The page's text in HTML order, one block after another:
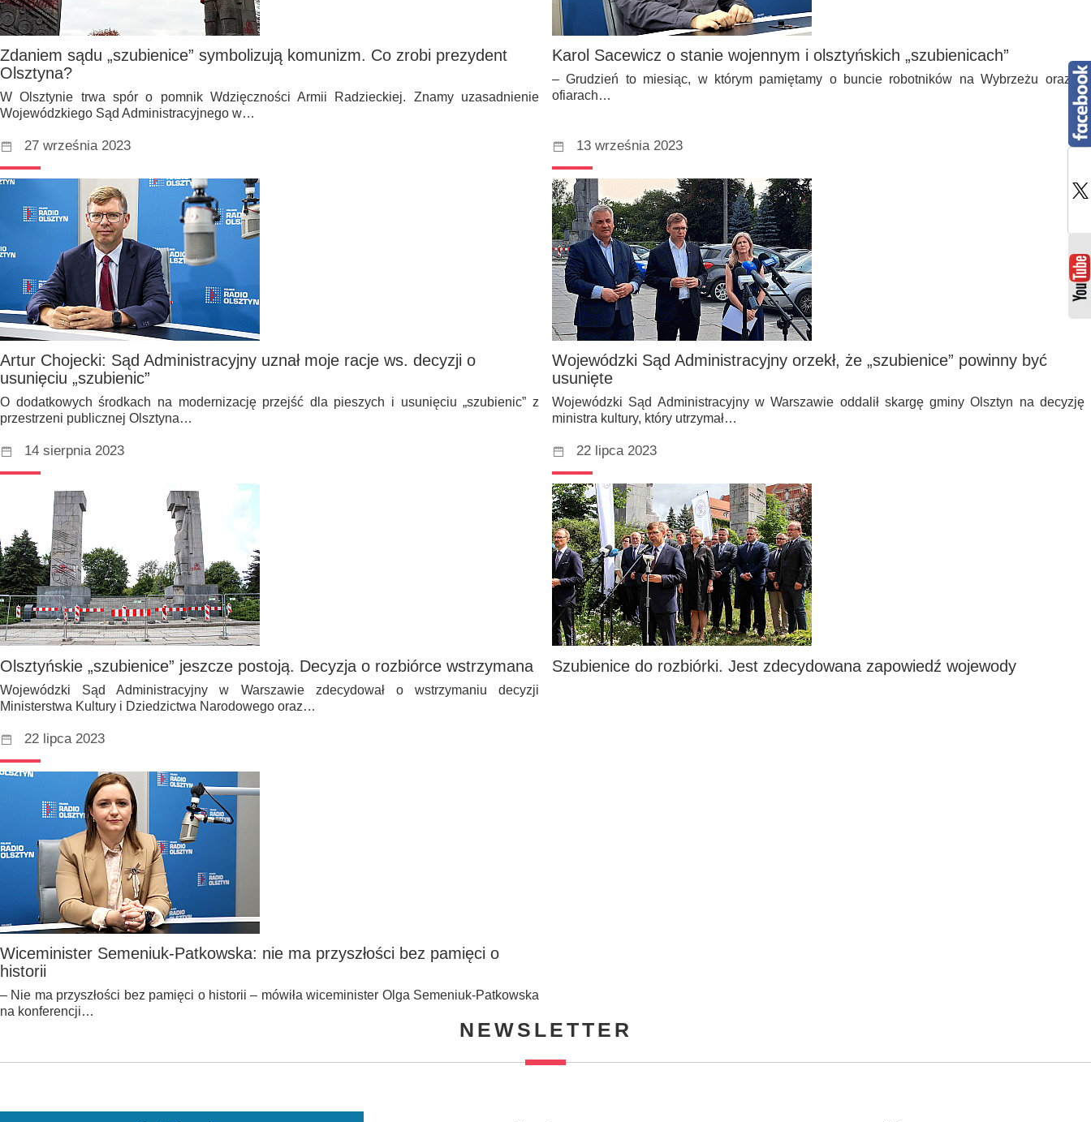
Zdaniem sądu „szubienice” symbolizują komunizm. Co zrobi prezydent
Olsztyna?
W Olsztynie trwa spór o pomnik Wdzięczności Armii Radzieckiej. Znamy uzasadnienie
Wojewódzkiego Sąd Administracyjnego w…
Karol Sacewicz o stanie wojennym i olsztyńskich „szubienicach”
– Grudzień to miesiąc, w którym pamiętamy o buncie robotników na Wybrzeżu oraz o
ofiarach…
27 września 2023
Artur Chojecki: Sąd Administracyjny uznał moje racje ws. decyzji o
usunięciu „szubienic”
O dodatkowych środkach na modernizację przejść dla pieszych i usunięciu „szubienic” z
przestrzeni publicznej Olsztyna…
13 września 2023
Wojewódzki Sąd Administracyjny orzekł, że „szubienice” powinny być
usunięte
Wojewódzki Sąd Administracyjny w Warszawie oddalił skargę gminy Olsztyn na decyzję
ministra kultury, który utrzymał…
14 sierpnia 2023
Olsztyńskie „szubienice” jeszcze postoją. Decyzja o rozbiórce wstrzymana
Wojewódzki Sąd Administracyjny w Warszawie zdecydował o wstrzymaniu decyzji
Ministerstwa Kultury i Dziedzictwa Narodowego oraz…
22 lipca 2023
Szubienice do rozbiórki. Jest zdecydowana zapowiedź wojewody
22 lipca 2023
Wiceminister Semeniuk-Patkowska: nie ma przyszłości bez pamięci o
historii
– Nie ma przyszłości bez pamięci o historii – mówiła wiceminister Olga Semeniuk-Patkowska
na konferencji…
NEWSLETTER